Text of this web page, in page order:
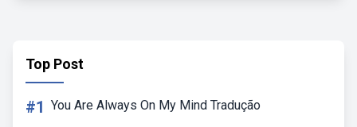
Top Post
#1 You Are Always On My Mind Tradução